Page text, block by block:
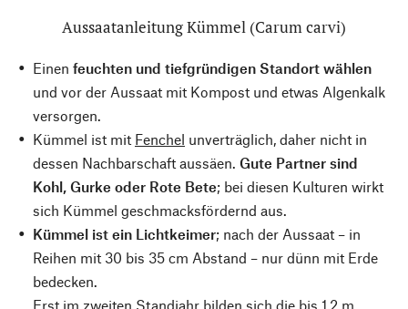
Aussaatanleitung Kümmel (Carum carvi)
Einen feuchten und tiefgründigen Standort wählen
und vor der Aussaat mit Kompost und etwas Algenkalk
versorgen.
Kümmel ist mit Fenchel unverträglich, daher nicht in
dessen Nachbarschaft aussäen. Gute Partner sind
Kohl, Gurke oder Rote Bete; bei diesen Kulturen wirkt
sich Kümmel geschmacksfördernd aus.
Kümmel ist ein Lichtkeimer; nach der Aussaat – in
Reihen mit 30 bis 35 cm Abstand – nur dünn mit Erde
bedecken.
Erst im zweiten Standjahr bilden sich die bis 1,2 m